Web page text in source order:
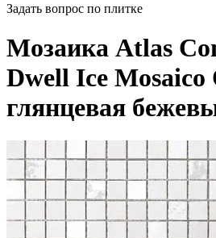
Задать вопрос по плитке
Мозаика Atlas
Dwell Ice Mosaico
глянцевая